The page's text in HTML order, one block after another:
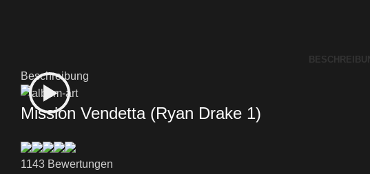
Beschreibung
Mission Vendetta (Ryan Drake 1)
1143 Bewertungen